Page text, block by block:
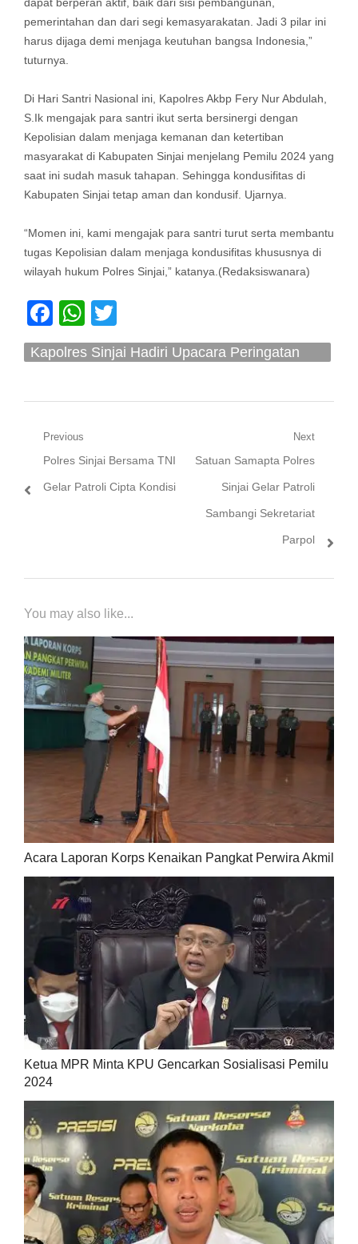
pemerintahan dan dari segi kemasyarakatan. Jadi 3 pilar ini
harus dijaga demi menjaga keutuhan bangsa Indonesia,”
tuturnya.
Di Hari Santri Nasional ini, Kapolres Akbp Fery Nur Abdulah,
S.Ik mengajak para santri ikut serta bersinergi dengan
Kepolisian dalam menjaga kemanan dan ketertiban
masyarakat di Kabupaten Sinjai menjelang Pemilu 2024 yang
saat ini sudah masuk tahapan. Sehingga kondusifitas di
Kabupaten Sinjai tetap aman dan kondusif. Ujarnya.
“Momen ini, kami mengajak para santri turut serta membantu
tugas Kepolisian dalam menjaga kondusifitas khususnya di
wilayah hukum Polres Sinjai,” katanya.(Redaksiswanara)
Facebook
WhatsApp
Kapolres Sinjai Hadiri Upacara Peringatan
Navigasi
pos
Previous
Previous
post:
Polres Sinjai Bersama TNI
Gelar Patroli Cipta Kondisi
Next
Next
post:
Satuan Samapta Polres
Sinjai Gelar Patroli
Sambangi Sekretariat
Parpol
You may also like...
Acara Laporan Korps Kenaikan Pangkat Perwira Akmil
Ketua MPR Minta KPU Gencarkan Sosialisasi Pemilu
2024